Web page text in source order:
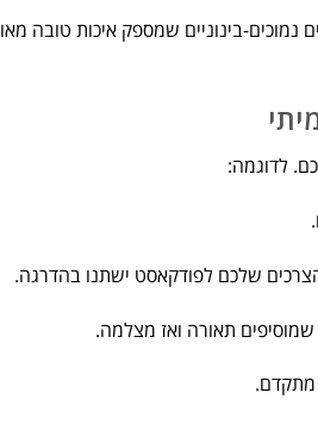
נמוכים-בינוניים שמספק איכות טובה
לדוגמה:
שלכם לפודקאסט ישתנו בהדרגה.
תאורה ואז מצלמה.
מתקדם.